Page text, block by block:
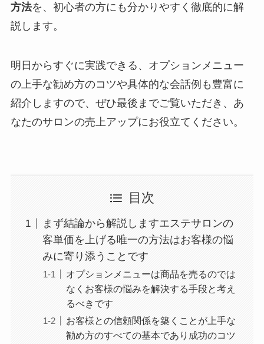
方法を、初心者の方にも分かりやすく徹底的に解
説します。
明日からすぐに実践できる、オプションメニュー
の上手な勧め方のコツや具体的な会話例も豊富に
紹介しますので、ぜひ最後までご覧いただき、あ
なたのサロンの売上アップにお役立てください。
目次
まず結論から解説しますエステサロンの
客単価を上げる唯一の方法はお客様の悩
みに寄り添うことです
オプションメニューは商品を売るのでは
なくお客様の悩みを解決する手段と考え
るべきです
お客様との信頼関係を築くことが上手な
勧め方のすべての基本であり成功のコツ